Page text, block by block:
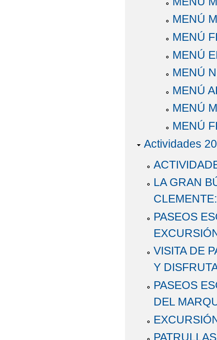
MENÚ
MENÚ
MENÚ
MENÚ
MENÚ
MENÚ
MENÚ
Actividades
LA GRAN
PASEOS
VISITA DE
Y
PASEOS
DEL